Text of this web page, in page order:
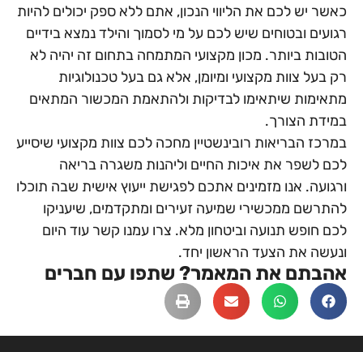
כאשר יש לכם את הליווי הנכון, אתם ללא ספק יכולים להיות
רגועים ובטוחים שיש לכם על מי לסמוך והילד נמצא בידיים
הטובות ביותר. מכון מקצועי המתמחה בתחום זה יהיה לא
רק בעל צוות מקצועי ומיומן, אלא גם בעל טכנולוגיות
מתאימות שיתאימו לבדיקות ולהתאמת המכשור המתאים
במידת הצורך.
במרכז הבריאות רובינשטיין מחכה לכם צוות מקצועי שיסייע
לכם לשפר את איכות החיים וליהנות משגרה בריאה
ורגועה. אנו מזמינים אתכם לפגישת ייעוץ אישית שבה תוכלו
להתרשם ממכשירי שמיעה זעירים ומתקדמים, שיעניקו
לכם חופש תנועה וביטחון מלא. צרו עמנו קשר עוד היום
ונעשה את הצעד הראשון יחד.
אהבתם את המאמר? שתפו עם חברים